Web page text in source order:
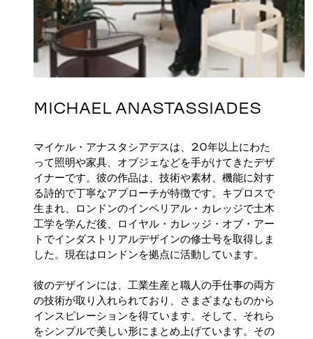
MICHAEL ANASTASSIADES
マイケル・アナスタシアデスは、20年以上にわた
って照明や家具、オブジェなどを手がけてきたデザ
イナーです。彼の作品は、技術や素材、機能に対す
る詩的で丁寧なアプローチが特徴です。キプロスで
生まれ、ロンドンのインペリアル・カレッジで土木
工学を学んだ後、ロイヤル・カレッジ・オブ・アー
トでインダストリアルデザインの修士号を取得しま
した。現在はロンドンを拠点に活動しています。
彼のデザインには、工業生産と職人の手仕事の両方
の技術が取り入れられており、さまざまなものから
インスピレーションを得ています。そして、それら
をシンプルで美しい形にまとめ上げています。その